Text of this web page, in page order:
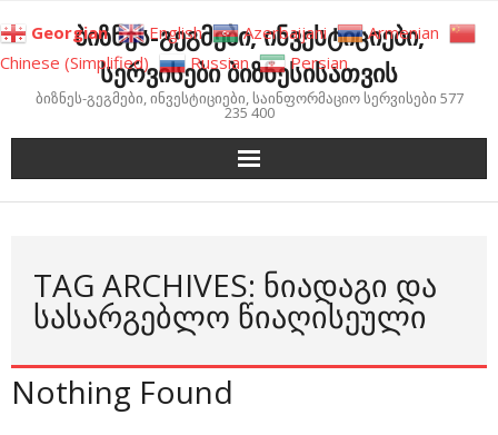
to
content
ბიზნეს-გეგმები, ინვესტიციები,
სერვისები ბიზნესისათვის
ბიზნეს-გეგმები, ინვესტიციები, საინფორმაციო სერვისები 577
235 400
TAG ARCHIVES: ᲜᲘᲐᲓᲐᲒᲘ ᲓᲐ
ᲡᲐᲡᲐᲠᲒᲔᲑᲚᲝ ᲬᲘᲐᲦᲘᲡᲔᲣᲚᲘ
Nothing Found
Georgian English Azerbaijani
Armenian
Chinese (Simplified)
Russian Persian